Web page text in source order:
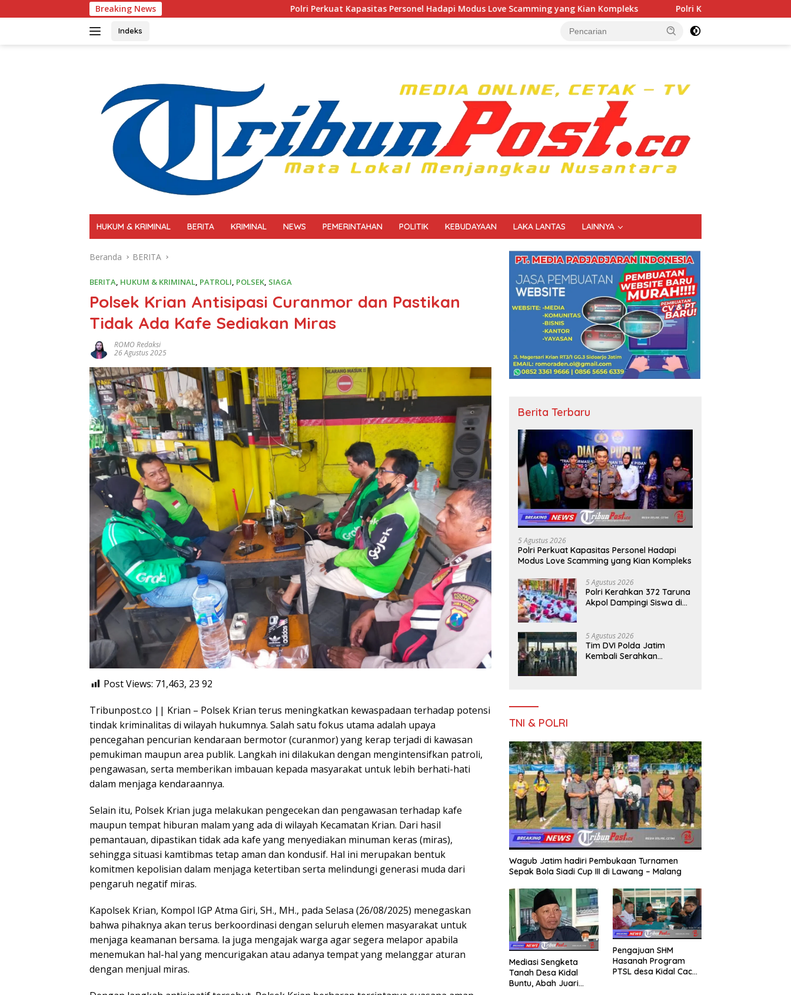
ke
Breaking News Polri Perkuat Kapasitas Personel Hadapi Modus Love Scamming yang Kian Kompleks Polri Kerahkan 372 Taruna Akpol Dampingi Siswa di
Indeks
HUKUM & KRIMINAL BERITA KRIMINAL NEWS PEMERINTAHAN POLITIK KEBUDAYAAN LAKA LANTAS LAINNYA
Beranda BERITA
BERITA, HUKUM & KRIMINAL, PATROLI, POLSEK, SIAGA
Polsek Krian Antisipasi Curanmor dan Pastikan
Tidak Ada Kafe Sediakan Miras
ROMO Redaksi
26 Agustus 2025
Post Views: 71,463, 23 92
Tribunpost.co || Krian – Polsek Krian terus meningkatkan kewaspadaan terhadap potensi
tindak kriminalitas di wilayah hukumnya. Salah satu fokus utama adalah upaya
pencegahan pencurian kendaraan bermotor (curanmor) yang kerap terjadi di kawasan
pemukiman maupun area publik. Langkah ini dilakukan dengan mengintensifkan patroli,
pengawasan, serta memberikan imbauan kepada masyarakat untuk lebih berhati-hati
dalam menjaga kendaraannya.
Selain itu, Polsek Krian juga melakukan pengecekan dan pengawasan terhadap kafe
maupun tempat hiburan malam yang ada di wilayah Kecamatan Krian. Dari hasil
pemantauan, dipastikan tidak ada kafe yang menyediakan minuman keras (miras),
sehingga situasi kamtibmas tetap aman dan kondusif. Hal ini merupakan bentuk
komitmen kepolisian dalam menjaga ketertiban serta melindungi generasi muda dari
pengaruh negatif miras.
Kapolsek Krian, Kompol IGP Atma Giri, SH., MH., pada Selasa (26/08/2025) menegaskan
bahwa pihaknya akan terus berkoordinasi dengan seluruh elemen masyarakat untuk
menjaga keamanan bersama. Ia juga mengajak warga agar segera melapor apabila
menemukan hal-hal yang mencurigakan atau adanya tempat yang melanggar aturan
dengan menjual miras.
Berita Terbaru
5 Agustus 2026
Polri Perkuat Kapasitas Personel Hadapi
Modus Love Scamming yang Kian Kompleks
5 Agustus 2026
Polri Kerahkan 372 Taruna
Akpol Dampingi Siswa di
TNI
5 Agustus 2026
Tim DVI Polda Jatim
Kembali Serahkan
TNI & POLRI
Wagub Jatim hadiri Pembukaan Turnamen
Sepak Bola Siadi Cup III di Lawang – Malang
Mediasi Sengketa
Tanah Desa Kidal
Buntu, Abah Juari
Pengajuan SHM
Hasanah Program
PTSL desa Kidal Cacat